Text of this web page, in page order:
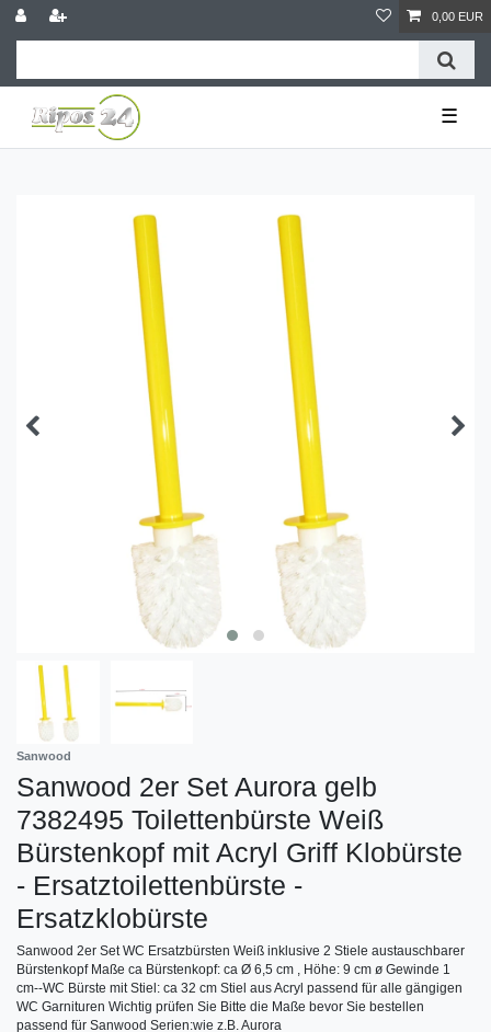
0,00 EUR
☰
Sanwood
Sanwood 2er Set Aurora gelb
7382495 Toilettenbürste Weiß
Bürstenkopf mit Acryl Griff Klobürste
- Ersatztoilettenbürste -
Ersatzklobürste
Sanwood 2er Set WC Ersatzbürsten Weiß inklusive 2 Stiele austauschbarer
Bürstenkopf Maße ca Bürstenkopf: ca Ø 6,5 cm , Höhe: 9 cm ø Gewinde 1
cm--WC Bürste mit Stiel: ca 32 cm Stiel aus Acryl passend für alle gängigen
WC Garnituren Wichtig prüfen Sie Bitte die Maße bevor Sie bestellen
passend für Sanwood Serien:wie z.B. Aurora